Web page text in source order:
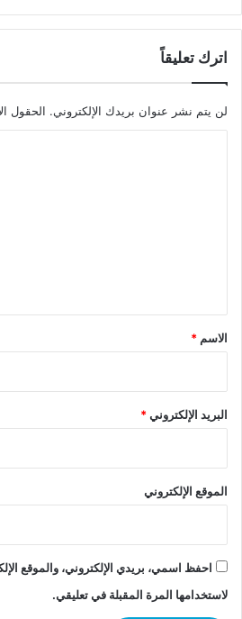
اترك تعليقاً
لن يتم نشر عنوان بريدك الإلكتروني. الحقول
*
الاسم *
البريد الإلكتروني*
الموقع الإلكتروني
احفظ اسمي، بريدي الإلكتروني، والموقع
لاستخدامها المرة المقبلة في تعليقي.